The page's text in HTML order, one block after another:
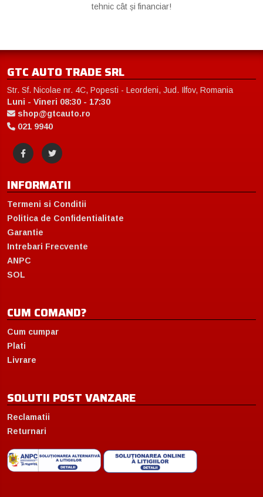
tehnic cât și financiar!
GTC AUTO TRADE SRL
Str. Sf. Nicolae nr. 4C, Popesti - Leordeni, Jud. Ilfov, Romania
Luni - Vineri 08:30 - 17:30
shop@gtcauto.ro
021 9940
INFORMATII
Termeni si Conditii
Politica de Confidentialitate
Garantie
Intrebari Frecvente
ANPC
SOL
CUM COMAND?
Cum cumpar
Plati
Livrare
SOLUTII POST VANZARE
Reclamatii
Returnari